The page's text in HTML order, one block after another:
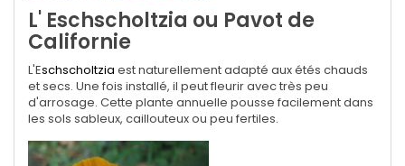
L' Eschscholtzia ou Pavot de
Californie
L'Eschscholtzia est naturellement adapté aux étés chauds
et secs. Une fois installé, il peut fleurir avec très peu
d'arrosage. Cette plante annuelle pousse facilement dans
les sols sableux, caillouteux ou peu fertiles.